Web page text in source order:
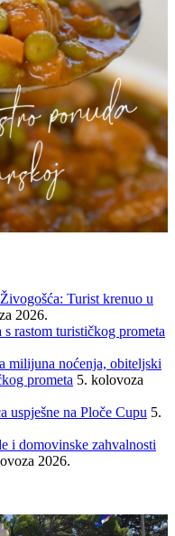
Turist krenuo u
2026.
rastom turističkog prometa
milijuna noćenja, obiteljski
prometa 5. kolovoza
uspješne na Ploče Cupu 5.
i domovinske zahvalnosti
2026.